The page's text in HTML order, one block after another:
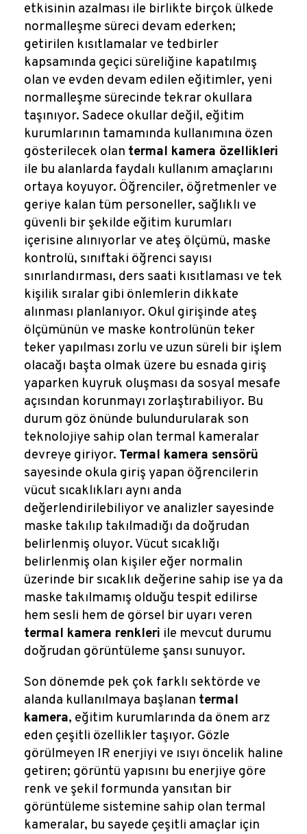
etkisinin azalması ile birlikte birçok ülkede
normalleşme süreci devam ederken;
getirilen kısıtlamalar ve tedbirler
kapsamında geçici süreliğine kapatılmış
olan ve evden devam edilen eğitimler, yeni
normalleşme sürecinde tekrar okullara
taşınıyor. Sadece okullar değil, eğitim
kurumlarının tamamında kullanımına özen
gösterilecek olan termal kamera özellikleri
ile bu alanlarda faydalı kullanım amaçlarını
ortaya koyuyor. Öğrenciler, öğretmenler ve
geriye kalan tüm personeller, sağlıklı ve
güvenli bir şekilde eğitim kurumları
içerisine alınıyorlar ve ateş ölçümü, maske
kontrolü, sınıftaki öğrenci sayısı
sınırlandırması, ders saati kısıtlaması ve tek
kişilik sıralar gibi önlemlerin dikkate
alınması planlanıyor. Okul girişinde ateş
ölçümünün ve maske kontrolünün teker
teker yapılması zorlu ve uzun süreli bir işlem
olacağı başta olmak üzere bu esnada giriş
yaparken kuyruk oluşması da sosyal mesafe
açısından korunmayı zorlaştırabiliyor. Bu
durum göz önünde bulundurularak son
teknolojiye sahip olan termal kameralar
devreye giriyor. Termal kamera sensörü
sayesinde okula giriş yapan öğrencilerin
vücut sıcaklıkları aynı anda
değerlendirilebiliyor ve analizler sayesinde
maske takılıp takılmadığı da doğrudan
belirlenmiş oluyor. Vücut sıcaklığı
belirlenmiş olan kişiler eğer normalin
üzerinde bir sıcaklık değerine sahip ise ya da
maske takılmamış olduğu tespit edilirse
hem sesli hem de görsel bir uyarı veren
termal kamera renkleri ile mevcut durumu
doğrudan görüntüleme şansı sunuyor.
Son dönemde pek çok farklı sektörde ve
alanda kullanılmaya başlanan termal
kamera, eğitim kurumlarında da önem arz
eden çeşitli özellikler taşıyor. Gözle
görülmeyen IR enerjiyi ve ısıyı öncelik haline
getiren; görüntü yapısını bu enerjiye göre
renk ve şekil formunda yansıtan bir
görüntüleme sistemine sahip olan termal
kameralar, bu sayede çeşitli amaçlar için